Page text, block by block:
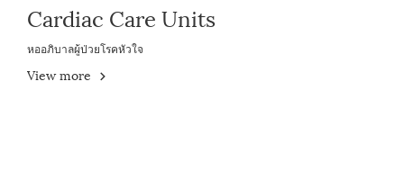
Cardiac Care Units
หออภิบาลผู้ป่วยโรคหัวใจ
View more